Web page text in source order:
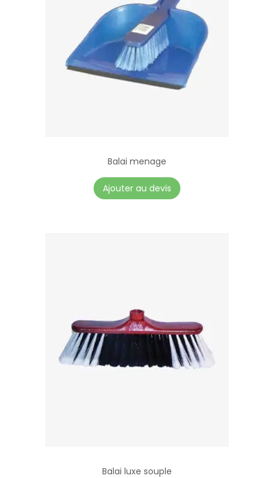
Balai menage
Ajouter au devis
Balai luxe souple